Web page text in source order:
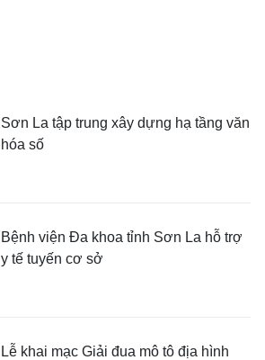
Sơn La tập trung xây dựng hạ tầng văn
hóa số
Bệnh viện Đa khoa tỉnh Sơn La hỗ trợ
y tế tuyến cơ sở
Lễ khai mạc Giải đua mô tô địa hình